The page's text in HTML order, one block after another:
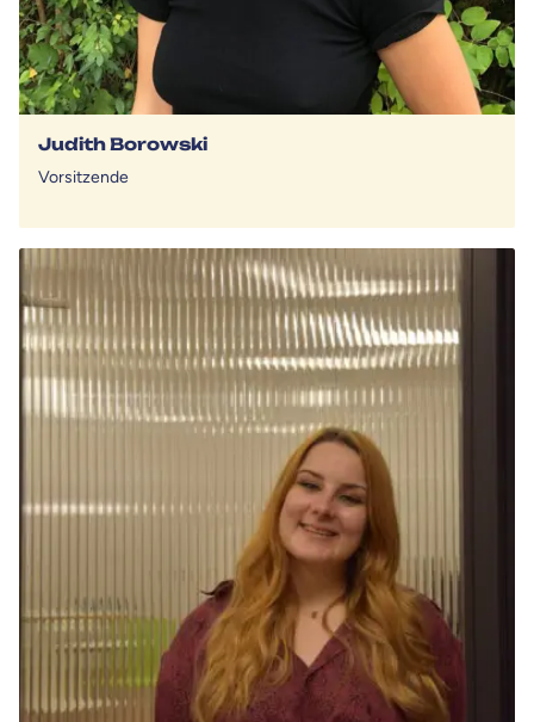
Judith Borowski
Vorsitzende